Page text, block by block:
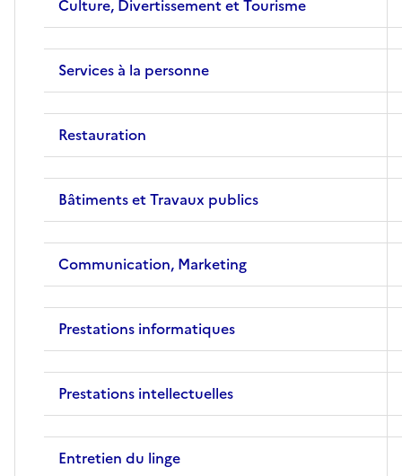
Culture, Divertissement et Tourisme
Services à la personne
Restauration
Bâtiments et Travaux publics
Communication, Marketing
Prestations informatiques
Prestations intellectuelles
Entretien du linge